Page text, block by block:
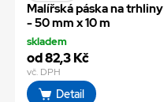
Malířská páska na trhliny
- 50 mm x 10 m
skladem
od 82,3 Kč
vč. DPH
Detail